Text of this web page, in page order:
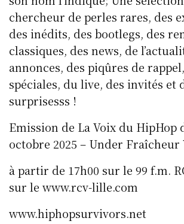
chercheur de perles rares, des
des inédits, des bootlegs, des
classiques, des news, de
annonces, des piqûres de
spéciales, du live, des invités et
surprisesss !
Emission de La Voix du HipHop
octobre 2025 – Under Fraîcheur
à partir de 17h00 sur le 99 f.m.
sur le www.rcv-lille.com
www.hiphopsurvivors.net